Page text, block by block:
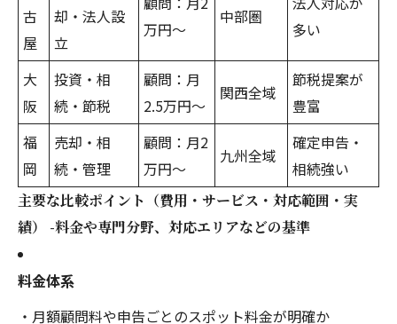
古
屋
却・法人設
立
万円～
中部圏
多い
大
阪
投資・相
続・節税
顧問：月
2.5万円～
関西全域
節税提案が
豊富
福
岡
売却・相
続・管理
顧問：月2
万円～
九州全域
確定申告・
相続強い
主要な比較ポイント（費用・サービス・対応範囲・実
績） -料金や専門分野、対応エリアなどの基準
料金体系
・月額顧問料や申告ごとのスポット料金が明確か